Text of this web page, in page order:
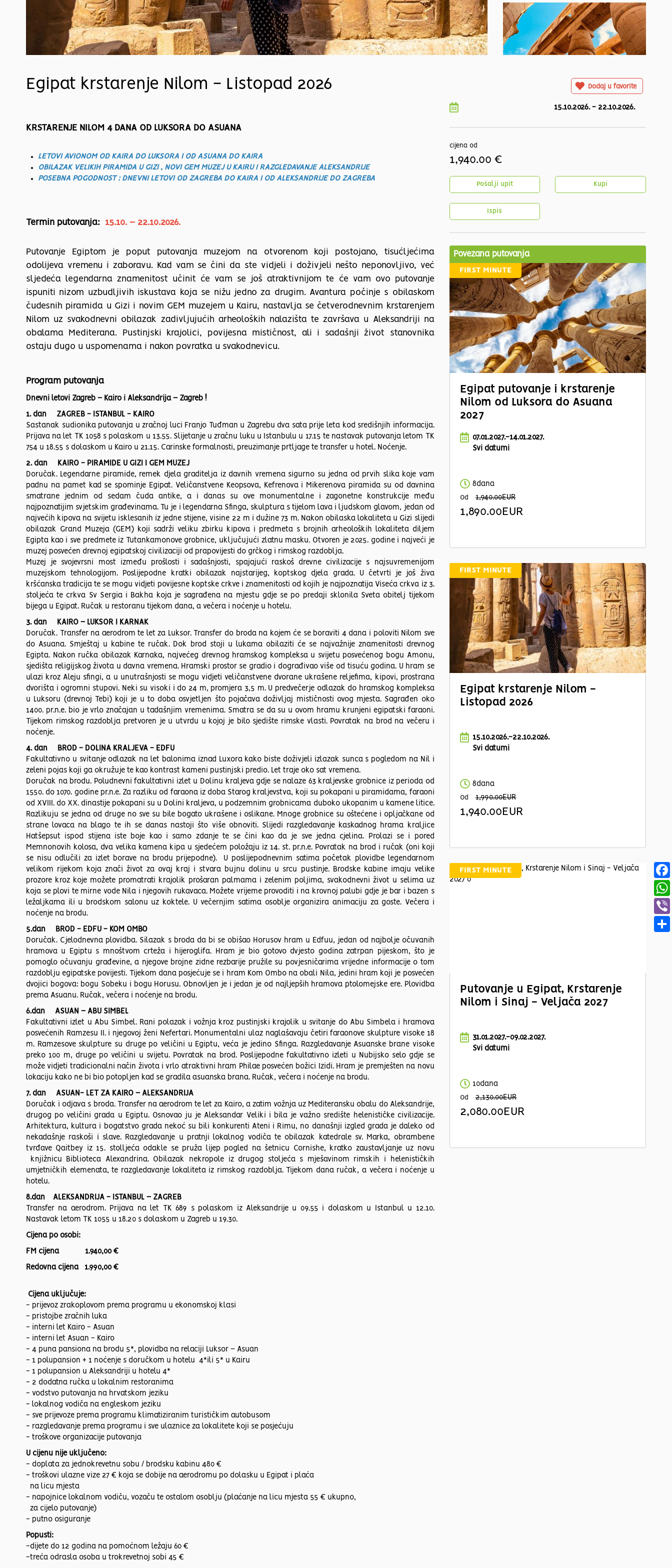
Egipat krstarenje Nilom - Listopad 2026 Dodaj u favorite
KRSTARENJE NILOM 4 DANA OD LUKSORA DO ASUANA
LETOVI AVIONOM OD KAIRA DO LUKSORA I OD ASUANA DO KAIRA
OBILAZAK VELIKIH PIRAMIDA U GIZI , NOVI GEM MUZEJ U KAIRU I RAZGLEDAVANJE ALEKSANDRIJE
POSEBNA POGODNOST : DNEVNI LETOVI OD ZAGREBA DO KAIRA I OD ALEKSANDRIJE DO ZAGREBA
Termin putovanja: 15.10. – 22.10.2026.
Putovanje Egiptom je poput putovanja muzejom na otvorenom koji postojano, tisućljećima
odolijeva vremenu i zaboravu. Kad vam se čini da ste vidjeli i doživjeli nešto neponovljivo, već
sljedeća legendarna znamenitost učinit će vam se još atraktivnijom te će vam ovo putovanje
ispuniti nizom uzbudljivih iskustava koja se nižu jedno za drugim. Avantura počinje s obilaskom
čudesnih piramida u Gizi i novim GEM muzejem u Kairu, nastavlja se četverodnevnim krstarenjem
Nilom uz svakodnevni obilazak zadivljujućih arheoloških nalazišta te završava u Aleksandriji na
obalama Mediterana. Pustinjski krajolici, povijesna mističnost, ali i sadašnji život stanovnika
ostaju dugo u uspomenama i nakon povratka u svakodnevicu.
Program putovanja
Dnevni letovi Zagreb – Kairo i Aleksandrija – Zagreb !
1. dan ZAGREB - ISTANBUL - KAIRO
Sastanak sudionika putovanja u zračnoj luci Franjo Tuđman u Zagrebu dva sata prije leta kod središnjih informacija.
Prijava na let TK 1058 s polaskom u 13.55. Slijetanje u zračnu luku u Istanbulu u 17.15 te nastavak putovanja letom TK
754 u 18.55 s dolaskom u Kairo u 21.15. Carinske formalnosti, preuzimanje prtljage te transfer u hotel. Noćenje.
2. dan KAIRO - PIRAMIDE U GIZI I GEM MUZEJ
Doručak. Legendarne piramide, remek djela graditelja iz davnih vremena sigurno su jedna od prvih slika koje vam
padnu na pamet kad se spominje Egipat. Veličanstvene Keopsova, Kefrenova i Mikerenova piramida su od davnina
smatrane jednim od sedam čuda antike, a i danas su ove monumentalne i zagonetne konstrukcije među
najpoznatijim svjetskim građevinama. Tu je i legendarna Sfinga, skulptura s tijelom lava i ljudskom glavom, jedan od
najvećih kipova na svijetu isklesanih iz jedne stijene, visine 22 m i dužine 73 m. Nakon obilaska lokaliteta u Gizi slijedi
obilazak Grand Muzeja (GEM) koji sadrži veliku zbirku kipova i predmeta s brojnih arheoloških lokaliteta diljem
Egipta kao i sve predmete iz Tutankamonove grobnice, uključujući zlatnu masku. Otvoren je 2025. godine i najveći je
muzej posvećen drevnoj egipatskoj civilizaciji od prapovijesti do grčkog i rimskog razdoblja.
Muzej je svojevrsni most između prošlosti i sadašnjosti, spajajući raskoš drevne civilizacije s najsuvremenijom
muzejskom tehnologijom. Poslijepodne kratki obilazak najstarijeg, koptskog djela grada. U četvrti je još živa
kršćanska tradicija te se mogu vidjeti povijesne koptske crkve i znamenitosti od kojih je najpoznatija Viseća crkva iz 3.
stoljeća te crkva Sv Sergia i Bakha koja je sagrađena na mjestu gdje se po predaji sklonila Sveta obitelj tijekom
bijega u Egipat. Ručak u restoranu tijekom dana, a večera i noćenje u hotelu.
3. dan KAIRO – LUKSOR I KARNAK
Doručak. Transfer na aerodrom te let za Luksor. Transfer do broda na kojem će se boraviti 4 dana i poloviti Nilom sve
do Asuana. Smještaj u kabine te ručak. Dok brod stoji u lukama obilaziti će se najvažnije znamenitosti drevnog
Egipta. Nakon ručka obilazak Karnaka, najvećeg drevnog hramskog kompleksa u svijetu posvećenog bogu Amonu,
sjedišta religijskog života u davna vremena. Hramski prostor se gradio i dograđivao više od tisuću godina. U hram se
ulazi kroz Aleju sfingi, a u unutrašnjosti se mogu vidjeti veličanstvene dvorane ukrašene reljefima, kipovi, prostrana
dvorišta i ogromni stupovi. Neki su visoki i do 24 m, promjera 3,5 m. U predvečerje odlazak do hramskog kompleksa
u Luksoru (drevnoj Tebi) koji je u to doba osvjetljen što pojačava doživljaj mističnosti ovog mjesta. Sagrađen oko
1400. pr.n.e. bio je vrlo značajan u tadašnjim vremenima. Smatra se da su u ovom hramu krunjeni egipatski faraoni.
Tijekom rimskog razdoblja pretvoren je u utvrdu u kojoj je bilo sjedište rimske vlasti. Povratak na brod na večeru i
noćenje.
4. dan BROD - DOLINA KRALJEVA - EDFU
Fakultativno u svitanje odlazak na let balonima iznad Luxora kako biste doživjeli izlazak sunca s pogledom na Nil i
zeleni pojas koji ga okružuje te kao kontrast kameni pustinjski predio. Let traje oko sat vremena.
Doručak na brodu. Poludnevni fakultativni izlet u Dolinu kraljeva gdje se nalaze 63 kraljevske grobnice iz perioda od
1550. do 1070. godine pr.n.e. Za razliku od faraona iz doba Starog kraljevstva, koji su pokapani u piramidama, faraoni
od XVIII. do XX. dinastije pokapani su u Dolini kraljeva, u podzemnim grobnicama duboko ukopanim u kamene litice.
Razlikuju se jedna od druge no sve su bile bogato ukrašene i oslikane. Mnoge grobnice su oštećene i opljačkane od
strane lovaca na blago te ih se danas nastoji što više obnoviti. Slijedi razgledavanje kaskadnog hrama kraljice
Hatšepsut ispod stijena iste boje kao i samo zdanje te se čini kao da je sve jedna cjelina. Prolazi se i pored
Memnonovih kolosa, dva velika kamena kipa u sjedećem položaju iz 14. st. pr.n.e. Povratak na brod i ručak (oni koji
se nisu odlučili za izlet borave na brodu prijepodne). U poslijepodnevnim satima početak plovidbe legendarnom
velikom rijekom koja znači život za ovaj kraj i stvara bujnu dolinu u srcu pustinje. Brodske kabine imaju velike
prozore kroz koje možete promatrati krajolik prošaran palmama i zelenim poljima, svakodnevni život u selima uz
koja se plovi te mirne vode Nila i njegovih rukavaca. Možete vrijeme provoditi i na krovnoj palubi gdje je bar i bazen s
ležaljkama ili u brodskom salonu uz koktele. U večernjim satima osoblje organizira animaciju za goste. Večera i
noćenje na brodu.
5.dan BROD - EDFU - KOM OMBO
Doručak. Cjelodnevna plovidba. Silazak s broda da bi se obišao Horusov hram u Edfuu, jedan od najbolje očuvanih
hramova u Egiptu s mnoštvom crteža i hijeroglifa. Hram je bio gotovo dvjesto godina zatrpan pijeskom, što je
pomoglo očuvanju građevine, a njegove brojne zidne rezbarije pružile su povjesničarima vrijedne informacije o tom
razdoblju egipatske povijesti. Tijekom dana posjećuje se i hram Kom Ombo na obali Nila, jedini hram koji je posvećen
dvojici bogova: bogu Sobeku i bogu Horusu. Obnovljen je i jedan je od najljepših hramova ptolomejske ere. Plovidba
prema Asuanu. Ručak, večera i noćenje na brodu.
6.dan ASUAN – ABU SIMBEL
Fakultativni izlet u Abu Simbel. Rani polazak i vožnja kroz pustinjski krajolik u svitanje do Abu Simbela i hramova
posvećenih Ramzesu II. i njegovoj ženi Nefertari. Monumentalni ulaz naglašavaju četiri faraonove skulpture visoke 18
m. Ramzesove skulpture su druge po veličini u Egiptu, veća je jedino Sfinga. Razgledavanje Asuanske brane visoke
preko 100 m, druge po veličini u svijetu. Povratak na brod. Poslijepodne fakultativno izleti u Nubijsko selo gdje se
može vidjeti tradicionalni način života i vrlo atraktivni hram Philae posvećen božici Izidi. Hram je premješten na novu
lokaciju kako ne bi bio potopljen kad se gradila asuanska brana. Ručak, večera i noćenje na brodu.
7. dan ASUAN- LET ZA KAIRO – ALEKSANDRIJA
Doručak i odjava s broda. Transfer na aerodrom te let za Kairo, a zatim vožnja uz Mediteransku obalu do Aleksandrije,
drugog po veličini grada u Egiptu. Osnovao ju je Aleksandar Veliki i bila je važno središte helenističke civilizacije.
Arhitektura, kultura i bogatstvo grada nekoć su bili konkurenti Ateni i Rimu, no današnji izgled grada je daleko od
nekadašnje raskoši i slave. Razgledavanje u pratnji lokalnog vodiča te obilazak katedrale sv. Marka, obrambene
tvrđave Qaitbey iz 15. stolljeća odakle se pruža lijep pogled na šetnicu Cornishe, kratko zaustavljanje uz novu
knjižnicu Biblioteca Alexandrina. Obilazak nekropole iz drugog stoljeća s mješavinom rimskih i helenističkih
umjetničkih elemenata, te razgledavanje lokaliteta iz rimskog razdoblja. Tijekom dana ručak, a večera i noćenje u
hotelu.
8.dan ALEKSANDRIJA - ISTANBUL – ZAGREB
Transfer na aerodrom. Prijava na let TK 689 s polaskom iz Aleksandrije u 09.55 i dolaskom u Istanbul u 12.10.
Nastavak letom TK 1055 u 18.20 s dolaskom u Zagreb u 19.30.
Cijena po osobi:
FM cijena 1.940,00 €
Redovna cijena 1.990,00 €
Cijena uključuje:
- prijevoz zrakoplovom prema programu u ekonomskoj klasi
- pristojbe zračnih luka
- interni let Kairo - Asuan
- interni let Asuan - Kairo
- 4 puna pansiona na brodu 5*, plovidba na relaciji Luksor – Asuan
- 1 polupansion + 1 noćenje s doručkom u hotelu 4*ili 5* u Kairu
- 1 polupansion u Aleksandriji u hotelu 4*
- 2 dodatna ručka u lokalnim restoranima
- vodstvo putovanja na hrvatskom jeziku
- lokalnog vodiča na engleskom jeziku
- sve prijevoze prema programu klimatiziranim turističkim autobusom
- razgledavanje prema programu i sve ulaznice za lokalitete koji se posjećuju
- troškove organizacije putovanja
U cijenu nije uključeno:
- doplata za jednokrevetnu sobu / brodsku kabinu 480 €
- troškovi ulazne vize 27 € koja se dobije na aerodromu po dolasku u Egipat i plaća
na licu mjesta
- napojnice lokalnom vodiču, vozaču te ostalom osoblju (plaćanje na licu mjesta 55 € ukupno,
za cijelo putovanje)
- putno osiguranje
Popusti:
-dijete do 12 godina na pomoćnom ležaju 60 €
-treća odrasla osoba u trokrevetnoj sobi 45 €
15.10.2026.- 22.10.2026.
cijena od
1,940.00 €
Pošalji upit Kupi
Ispis
Povezana putovanja
FIRST MINUTE
Egipat putovanje i krstarenje
Nilom od Luksora do Asuana
2027
07.01.2027.-14.01.2027.
Svi datumi
8dana
Od 1,940.00EUR
1,890.00EUR
FIRST MINUTE
Egipat krstarenje Nilom -
Listopad 2026
15.10.2026.-22.10.2026.
Svi datumi
8dana
Od 1,990.00EUR
1,940.00EUR
FIRST MINUTE
Putovanje u Egipat, Krstarenje
Nilom i Sinaj - Veljača 2027
31.01.2027.-09.02.2027.
Svi datumi
10dana
Od 2,130.00EUR
2,080.00EUR